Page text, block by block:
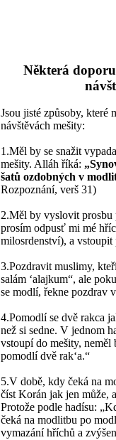
Některá
Jsou jisté způsoby, které
návštěvách mešity:
1.Měl by se snažit
mešity. Alláh říká:
šatů ozdobných v
Rozpoznání, verš 31)
2.Měl by vyslovit prosbu
prosím odpusť mi mé
milosrdenství), a vstoupit
3.Pozdravit muslimy,
salám ‘alajkum“, ale
se modlí, řekne pozdrav
4.Pomodlí se dvě rakca
než si sedne. V jednom
vstoupí do mešity, neměl
pomodlí dvě rak‘a.“
5.V době, kdy čeká na
číst Korán jak jen může,
Protože podle hadísu:
čeká na modlitbu po
vymazání hříchů a